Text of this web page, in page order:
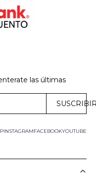
las últimas
FACEBOOKYOUTUBE
INSTAGRAM